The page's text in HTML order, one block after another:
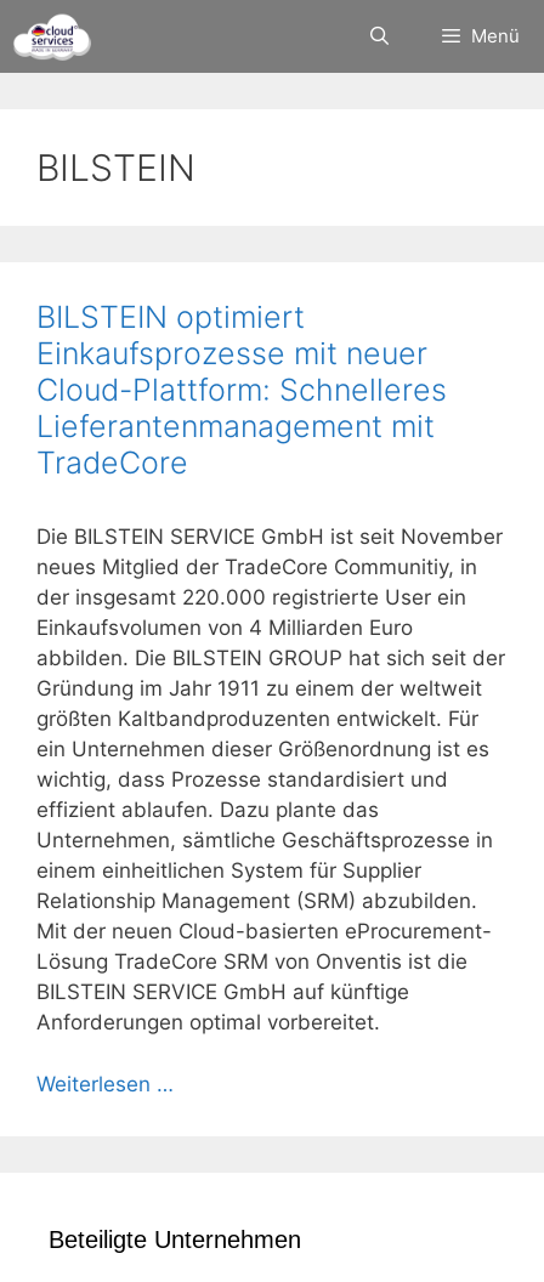
Inhalt
springen
Menü
BILSTEIN
BILSTEIN optimiert
Einkaufsprozesse mit neuer
Cloud-Plattform: Schnelleres
Lieferantenmanagement mit
TradeCore
Die BILSTEIN SERVICE GmbH ist seit November
neues Mitglied der TradeCore Communitiy, in
der insgesamt 220.000 registrierte User ein
Einkaufsvolumen von 4 Milliarden Euro
abbilden. Die BILSTEIN GROUP hat sich seit der
Gründung im Jahr 1911 zu einem der weltweit
größten Kaltbandproduzenten entwickelt. Für
ein Unternehmen dieser Größenordnung ist es
wichtig, dass Prozesse standardisiert und
effizient ablaufen. Dazu plante das
Unternehmen, sämtliche Geschäftsprozesse in
einem einheitlichen System für Supplier
Relationship Management (SRM) abzubilden.
Mit der neuen Cloud-basierten eProcurement-
Lösung TradeCore SRM von Onventis ist die
BILSTEIN SERVICE GmbH auf künftige
Anforderungen optimal vorbereitet.
Weiterlesen …
Beteiligte Unternehmen